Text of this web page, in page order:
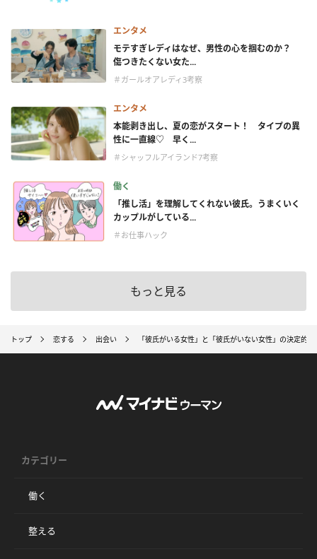
エンタメ
モテすぎレディはなぜ、男性の心を掴むのか？
傷つきたくない女た...
＃ガールオアレディ3考察
エンタメ
本能剥き出し、夏の恋がスタート！ タイプの異
性に一直線♡ 早く...
＃シャッフルアイランド7考察
働く
「推し活」を理解してくれない彼氏。うまくいく
カップルがしている...
＃お仕事ハック
もっと見る
トップ 恋する 出会い 「彼氏がいる女性」と「彼氏がいない女性」の決定的
カテゴリー
働く
整える